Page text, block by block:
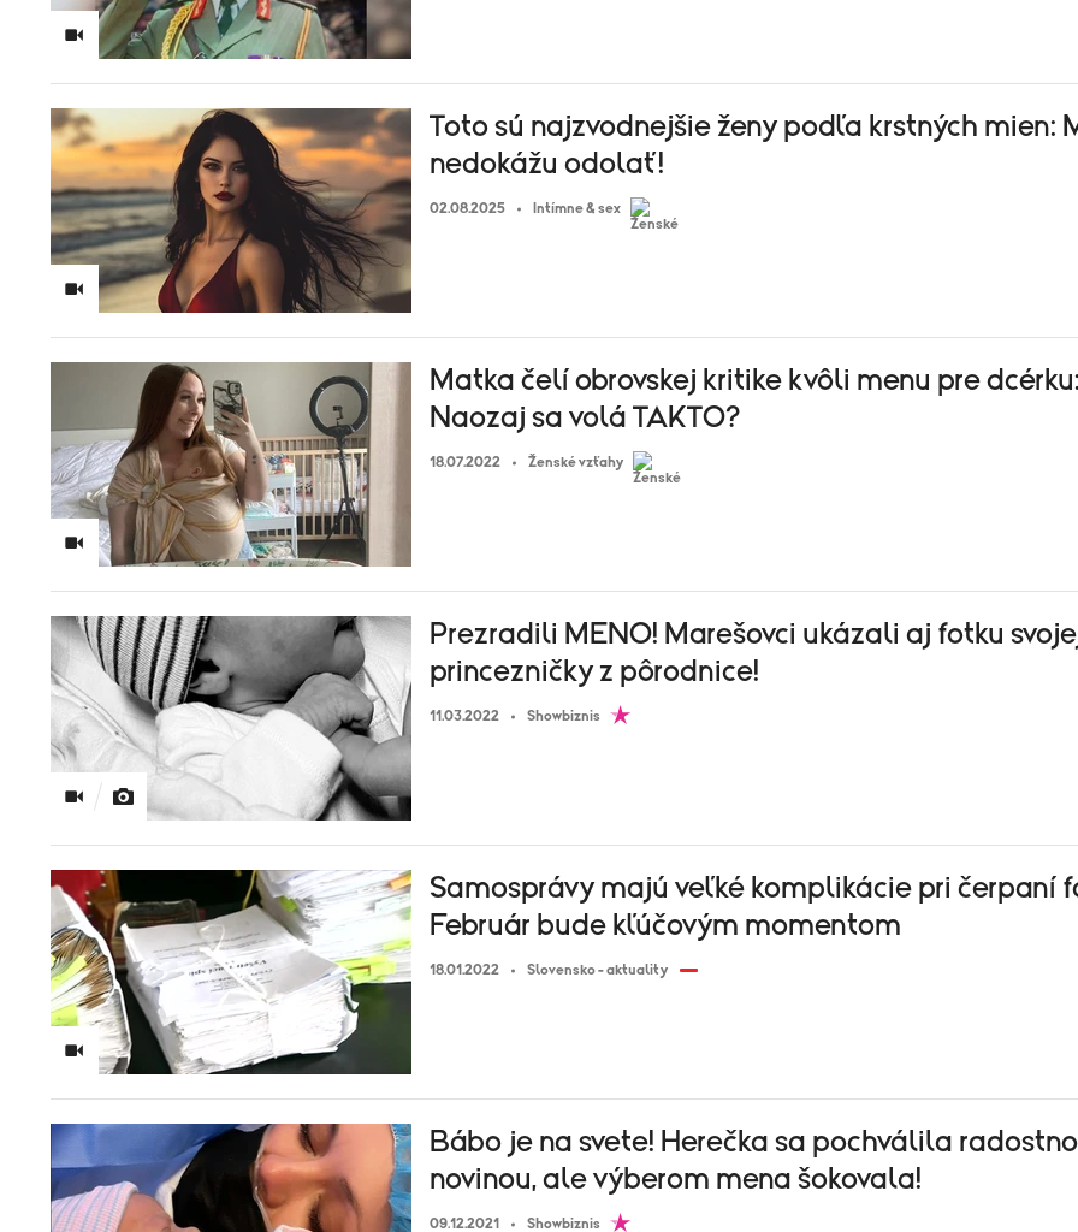
Toto sú najzvodnejšie ženy podľa krstných mien:
nedokážu odolať!
02.08.2025 Intímne & sex
Matka čelí obrovskej kritike kvôli menu pre dcérku:
Naozaj sa volá TAKTO?
18.07.2022 Ženské vzťahy
Prezradili MENO! Marešovci ukázali aj fotku
princezničky z pôrodnice!
11.03.2022 Showbiznis
Samosprávy majú veľké komplikácie pri čerpaní
Február bude kľúčovým momentom
18.01.2022 Slovensko - aktuality
Bábo je na svete! Herečka sa pochválila
novinou, ale výberom mena šokovala!
09.12.2021 Showbiznis